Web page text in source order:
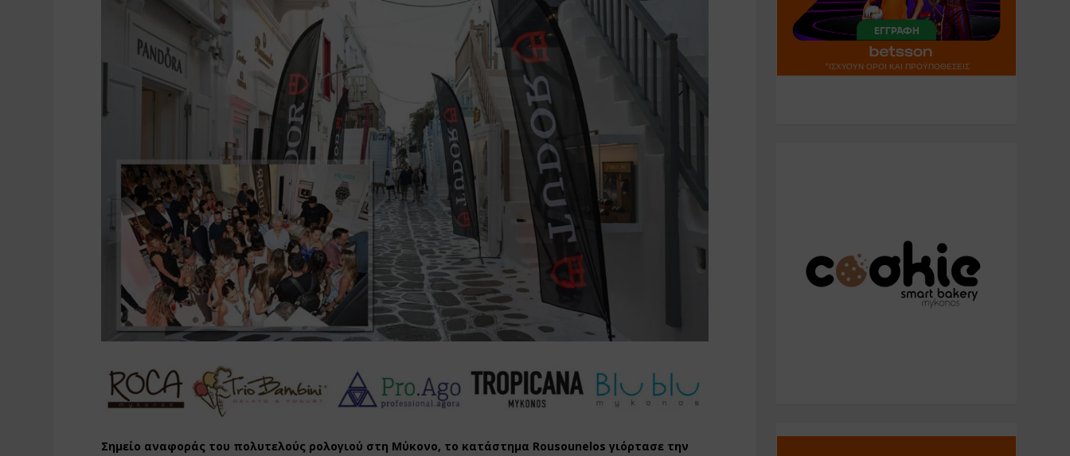
Σημείο αναφοράς του πολυτελούς ρολογιού στη Μύκονο, το κατάστημα Rousounelos γιόρτασε την